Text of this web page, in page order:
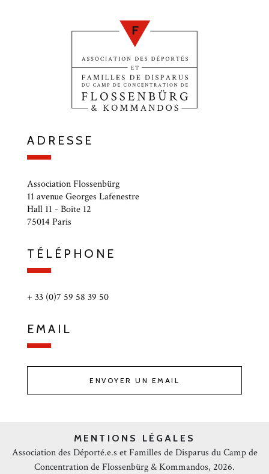
ADRESSE
Association Flossenbürg
11 avenue Georges Lafenestre
Hall 11 - Boîte 12
75014 Paris
TÉLÉPHONE
+ 33 (0)7 59 58 39 50
EMAIL
ENVOYER UN EMAIL
MENTIONS LÉGALES
Association des Déporté.e.s et Familles de Disparus du Camp de
Concentration de Flossenbürg & Kommandos, 2026.